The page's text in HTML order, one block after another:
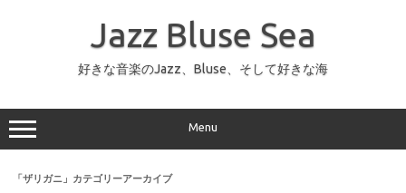
ッ
プ
Jazz Bluse Sea
好きな音楽のJazz、Bluse、そして好きな海
Menu
「ザリガニ 」カテゴリーアーカイブ